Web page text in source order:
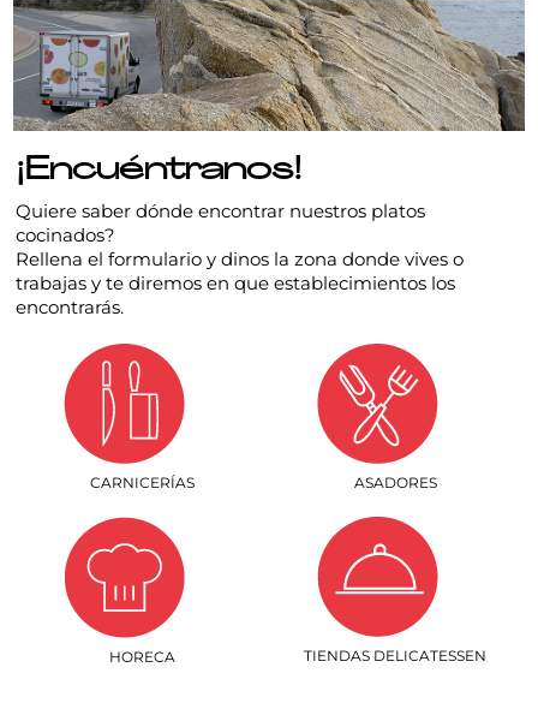
¡Encuéntranos!
Quiere saber dónde encontrar nuestros platos
cocinados?
Rellena el formulario y dinos la zona donde vives o
trabajas y te diremos en que establecimientos los
encontrarás.
CARNICERÍAS ASADORES
HORECA TIENDAS DELICATESSEN